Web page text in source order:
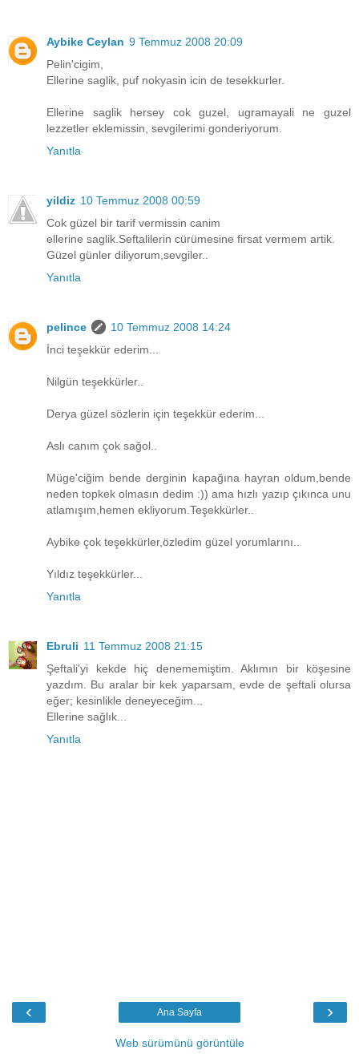
Aybike Ceylan 9 Temmuz 2008 20:09
Pelin'cigim,
Ellerine saglik, puf nokyasin icin de tesekkurler.
Ellerine saglik hersey cok guzel, ugramayali ne guzel
lezzetler eklemissin, sevgilerimi gonderiyorum.
Yanıtla
yildiz 10 Temmuz 2008 00:59
Cok güzel bir tarif vermissin canim
ellerine saglik.Seftalilerin cürümesine firsat vermem artik.
Güzel günler diliyorum,sevgiler..
Yanıtla
pelince
10 Temmuz 2008 14:24
İnci teşekkür ederim...
Nilgün teşekkürler..
Derya güzel sözlerin için teşekkür ederim...
Aslı canım çok sağol..
Müge'ciğim bende derginin kapağına hayran oldum,bende
neden topkek olmasın dedim :)) ama hızlı yazıp çıkınca unu
atlamışım,hemen ekliyorum.Teşekkürler..
Aybike çok teşekkürler,özledim güzel yorumlarını..
Yıldız teşekkürler...
Yanıtla
Ebruli 11 Temmuz 2008 21:15
Şeftali'yi kekde hiç denememiştim. Aklımın bir köşesine
yazdım. Bu aralar bir kek yaparsam, evde de şeftali olursa
eğer; kesinlikle deneyeceğim...
Ellerine sağlık...
Yanıtla
‹ ›
Ana Sayfa
Web sürümünü görüntüle